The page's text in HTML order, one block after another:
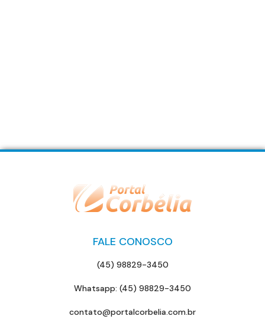
FALE CONOSCO
(45) 98829-3450
Whatsapp: (45) 98829-3450
contato@portalcorbelia.com.br